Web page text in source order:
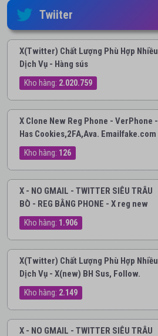
Twiiter
X(Twitter) Chất Lượng Phù Hợp Nhiều
Dịch Vụ - Hàng sús
Kho hàng: 2.020.759
X Clone New Reg Phone - VerPhone -
Has Cookies,2FA,Ava. Emailfake.com
Kho hàng: 126
X - NO GMAIL - TWITTER SIÊU TRÂU
BÒ - REG BẰNG PHONE - X reg new
Kho hàng: 1.906
X(Twitter) Chất Lượng Phù Hợp Nhiều
Dịch Vụ - X(new) BH Sus, Follow.
Kho hàng: 2.149
X - NO GMAIL - TWITTER SIÊU TRÂU